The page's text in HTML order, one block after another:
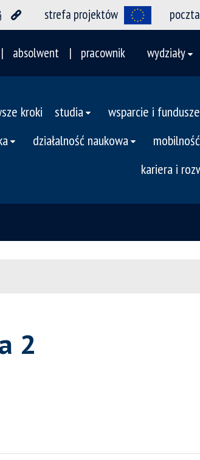
strefa projektów poczta
absolwent pracownik wydziały
kroki studia
wsparcie i fundusze
działalność naukowa
mobilność
kariera i
2